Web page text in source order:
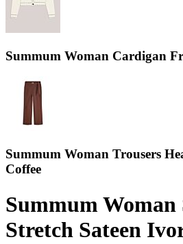
Summum Woman Cardigan
Summum Woman Trousers
Coffee
Summum
Stretch Sateen